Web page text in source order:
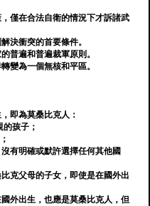
僅在合法自衛的情況下才訴諸武
決衝突的首要條件。
普遍和普遍裁軍原則。
變為一個無核和平區。
即為莫桑比克人：
孩子；
有明確或默許選擇任何其他國
克父母的子女，即使是在國外出
外出生，也應是莫桑比克人，但